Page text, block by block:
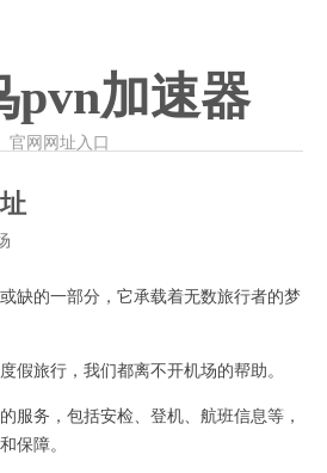
pvn加速器
官网网址入口
的一部分，它承载着无数旅行者的梦
旅行，我们都离不开机场的帮助。
务，包括安检、登机、航班信息等，
保障。